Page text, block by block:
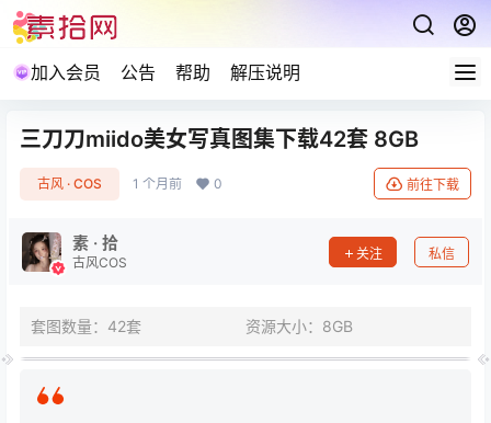
加入会员 公告 帮助 解压说明
三刀刀miido美女写真图集下载42套 8GB
古风 · COS 1 个月前 0 前往下载
素 · 拾
古风COS
关注 私信
套图数量：42套 资源大小：8GB